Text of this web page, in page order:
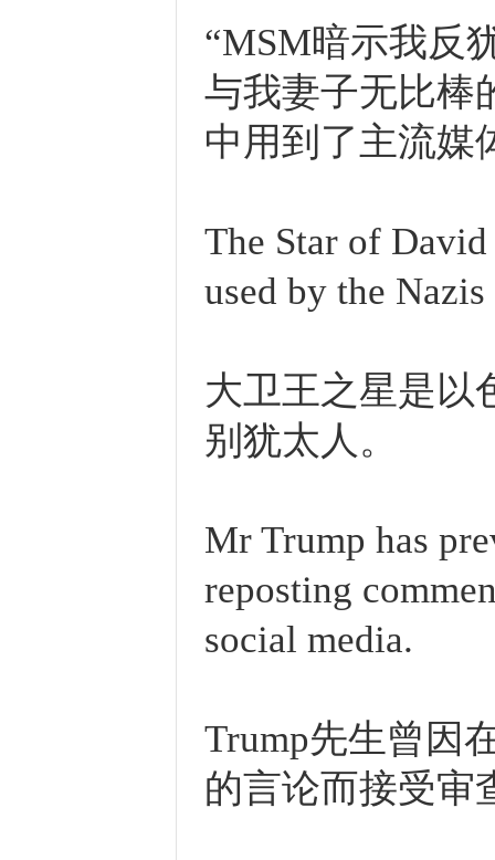
“MSM暗示我反
与我妻子无比棒
中用到了主流媒
The Star of
used by the
大卫王之星是以
别犹太人。
Mr Trump has
reposting
social media.
Trump先生曾因
的言论而接受审